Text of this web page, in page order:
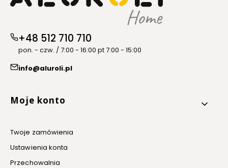
+48 512 710 710
pon. - czw. / 7:00 - 16:00 pt 7:00 - 15:00
info@aluroli.pl
Linki w stopce
Moje konto
Twoje zamówienia
Ustawienia konta
Przechowalnia